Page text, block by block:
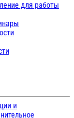
для работы
и